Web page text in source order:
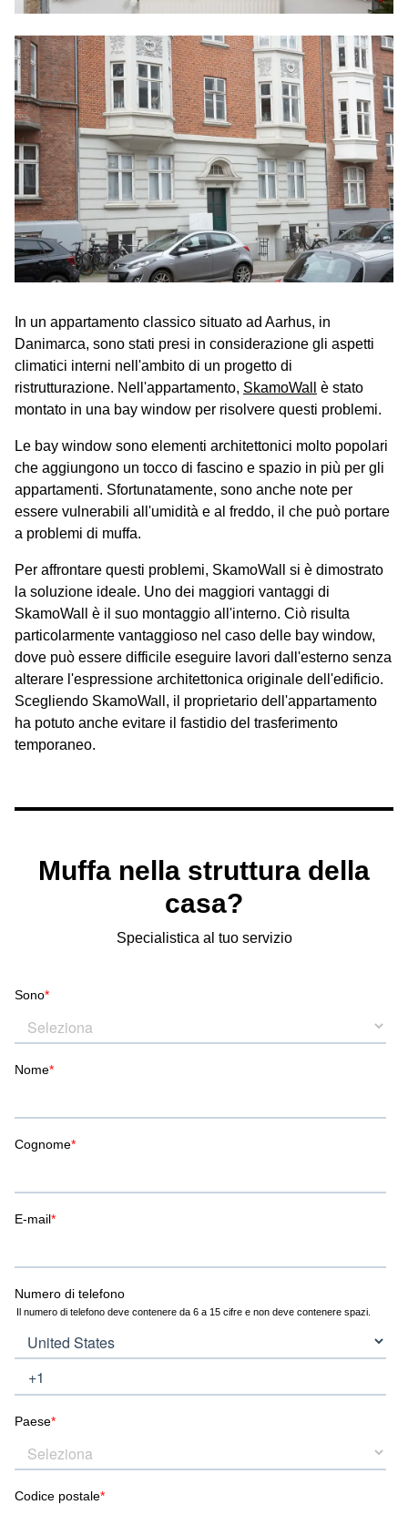
In un appartamento classico situato ad Aarhus, in
Danimarca, sono stati presi in considerazione gli aspetti
climatici interni nell'ambito di un progetto di
ristrutturazione. Nell'appartamento, SkamoWall
è stato
montato in una bay window per risolvere questi problemi.
Le bay window sono elementi architettonici molto popolari
che aggiungono un tocco di fascino e spazio in più per gli
appartamenti. Sfortunatamente, sono anche note per
essere vulnerabili all'umidità e al freddo, il che può portare
a problemi di muffa.
Per affrontare questi problemi, SkamoWall si è dimostrato
la soluzione ideale. Uno dei maggiori vantaggi di
SkamoWall è il suo montaggio all'interno. Ciò risulta
particolarmente vantaggioso nel caso delle bay window,
dove può essere difficile eseguire lavori dall'esterno senza
alterare l'espressione architettonica originale dell'edificio.
Scegliendo SkamoWall, il proprietario dell'appartamento
ha potuto anche evitare il fastidio del trasferimento
temporaneo.
Muffa nella struttura della
casa?
Specialistica al tuo servizio